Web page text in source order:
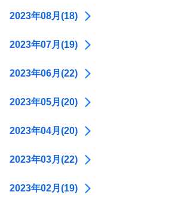
2023年08月(18)
2023年07月(19)
2023年06月(22)
2023年05月(20)
2023年04月(20)
2023年03月(22)
2023年02月(19)